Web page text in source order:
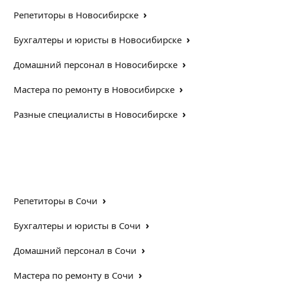
Репетиторы в Новосибирске ›
Бухгалтеры и юристы в Новосибирске ›
Домашний персонал в Новосибирске ›
Мастера по ремонту в Новосибирске ›
Разные специалисты в Новосибирске ›
Репетиторы в Сочи ›
Бухгалтеры и юристы в Сочи ›
Домашний персонал в Сочи ›
Мастера по ремонту в Сочи ›